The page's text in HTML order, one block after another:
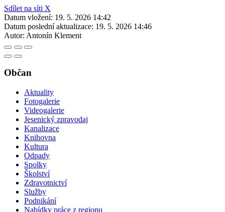
Sdílet na síti X
Datum vložení: 19. 5. 2026 14:42
Datum poslední aktualizace: 19. 5. 2026 14:46
Autor: Antonín Klement
Občan
Aktuality
Fotogalerie
Videogalerie
Jesenický zpravodaj
Kanalizace
Knihovna
Kultura
Odpady
Spolky
Školství
Zdravotnictví
Služby
Podnikání
Nabídky práce z regionu